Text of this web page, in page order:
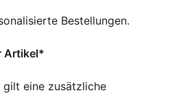
Bestellungen.
Artikel*
eine zusätzliche